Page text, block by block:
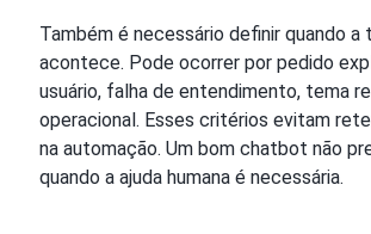
Também é necessário definir quando a
acontece. Pode ocorrer por pedido
usuário, falha de entendimento, tema
operacional. Esses critérios evitam
na automação. Um bom chatbot não
quando a ajuda humana é necessária.